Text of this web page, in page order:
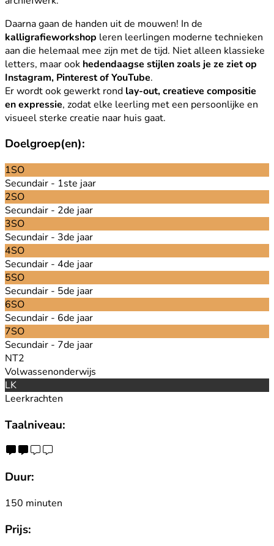
Daarna gaan de handen uit de mouwen! In de
kalligrafieworkshop leren leerlingen moderne technieken
aan die helemaal mee zijn met de tijd. Niet alleen klassieke
letters, maar ook hedendaagse stijlen zoals je ze ziet op
Instagram, Pinterest of YouTube.
Er wordt ook gewerkt rond lay-out, creatieve compositie
en expressie, zodat elke leerling met een persoonlijke en
visueel sterke creatie naar huis gaat.
Doelgroep(en):
1SO
Secundair - 1ste jaar
2SO
Secundair - 2de jaar
3SO
Secundair - 3de jaar
4SO
Secundair - 4de jaar
5SO
Secundair - 5de jaar
6SO
Secundair - 6de jaar
7SO
Secundair - 7de jaar
NT2
Volwassenonderwijs
LK
Leerkrachten
Taalniveau:
Duur:
150 minuten
Prijs: